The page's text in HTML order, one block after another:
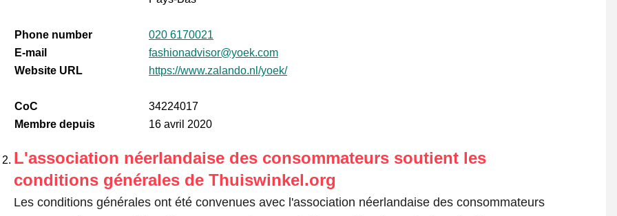
Phone number
020 6170021
E-mail
fashionadvisor@yoek.com
Website URL
https://www.zalando.nl/yoek/
CoC
34224017
Membre depuis
16 avril 2020
L'association néerlandaise des consommateurs soutient les
conditions générales de Thuiswinkel.org
Les conditions générales ont été convenues avec l'association néerlandaise des consommateurs